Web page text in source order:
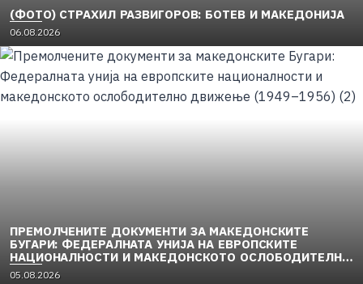
(ФОТО) СТРАХИЛ РАЗВИГОРОВ: БОТЕВ И МАКЕДОНИЈА
06.08.2026
ПРЕМОЛЧЕНИТЕ ДОКУМЕНТИ ЗА МАКЕДОНСКИТЕ
БУГАРИ: ФЕДЕРАЛНАТА УНИЈА НА ЕВРОПСКИТЕ
НАЦИОНАЛНОСТИ И МАКЕДОНСКОТО ОСЛОБОДИТЕЛНО
ДВИЖЕЊЕ (1949–1956) (2)
05.08.2026